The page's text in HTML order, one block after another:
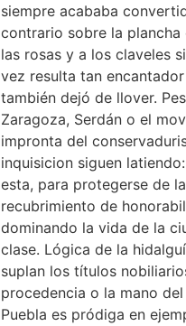
siempre acababa
contrario sobre la
las rosas y a los claveles
vez resulta tan
también dejó de llover.
Zaragoza, Serdán o el
impronta del
inquisicion siguen
esta, para protegerse de
recubrimiento de
dominando la vida de la
clase. Lógica de la
suplan los títulos
procedencia o la mano
Puebla es pródiga en